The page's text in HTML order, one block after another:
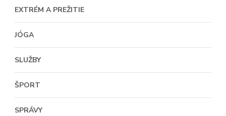
EXTRÉM A PREŽITIE
JÓGA
SLUŽBY
ŠPORT
SPRÁVY